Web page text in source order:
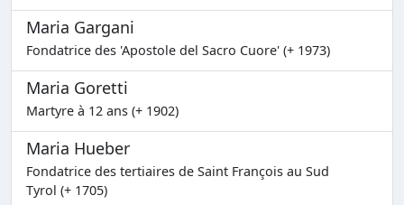
Maria Gargani
Fondatrice des 'Apostole del Sacro Cuore' (+ 1973)
Maria Goretti
Martyre à 12 ans (+ 1902)
Maria Hueber
Fondatrice des tertiaires de Saint François au Sud
Tyrol (+ 1705)